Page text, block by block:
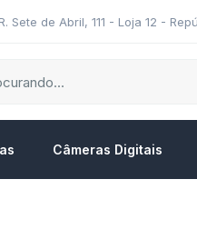
R. Sete de Abril, 111 - Loja 12 -
Câmeras Digitais